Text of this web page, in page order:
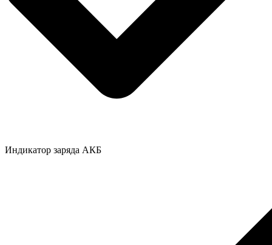
Индикатор заряда АКБ